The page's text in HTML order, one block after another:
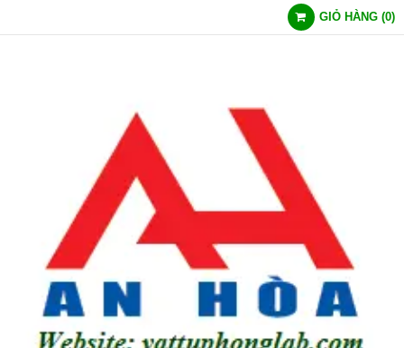
GIỎ HÀNG (0)